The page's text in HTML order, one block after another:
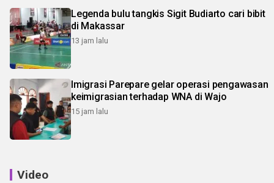
Legenda bulu tangkis Sigit Budiarto cari bibit
di Makassar
13 jam lalu
Imigrasi Parepare gelar operasi pengawasan
keimigrasian terhadap WNA di Wajo
15 jam lalu
Video